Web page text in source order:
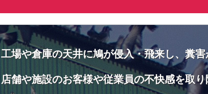
工場や倉庫の天井に鳩が侵入・飛来し、糞
店舗や施設のお客様や従業員の不快感を取